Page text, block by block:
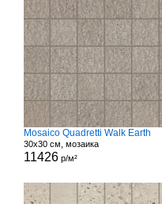
Mosaico Quadretti Walk Earth
30x30 см, мозаика
11426р/м²